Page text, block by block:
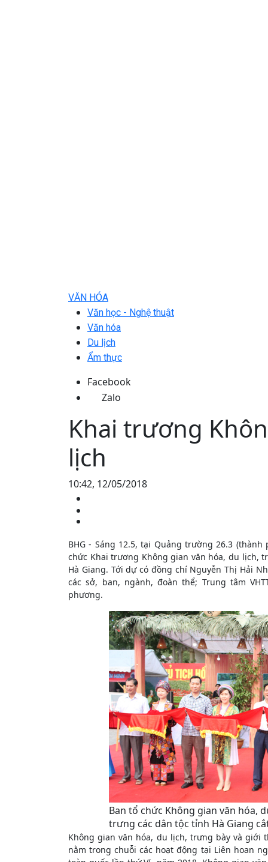
VĂN HÓA
Văn học - Nghệ thuật
Văn hóa
Du lịch
Ẩm thực
Facebook
Zalo
Khai trương
lịch
10:42, 12/05/2018
BHG - Sáng 12.5, tại Quảng trường 26.3 (thành
chức Khai trương Không gian văn hóa, du lịch,
Hà Giang. Tới dự có đồng chí Nguyễn Thị Hải
các sở, ban, ngành, đoàn thể; Trung tâm
phương.
Ban tổ chức Không gian văn hóa,
trưng các dân tộc tỉnh Hà Giang
Không gian văn hóa, du lịch, trưng bày và giới
nằm trong chuỗi các hoạt động tại Liên hoan